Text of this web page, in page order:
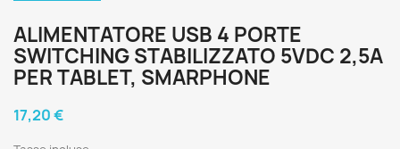
ALIMENTATORE USB 4 PORTE
SWITCHING STABILIZZATO 5VDC 2,5A
PER TABLET, SMARPHONE
17,20 €